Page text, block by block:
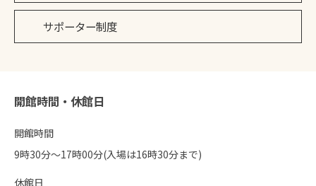
サポーター制度
開館時間・休館日
開館時間
9時30分〜17時00分(入場は16時30分まで)
休館日